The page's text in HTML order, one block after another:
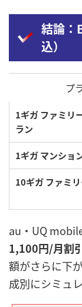
結論：
込）
プ
1ギガ ファミリ
ラン
1ギガ マンショ
10ギガ ファミ
au・UQ
1,100円/月割
額がさらに下
成別にシミュ